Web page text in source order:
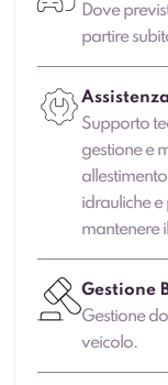
Dove
partire
Supporto
gestione e
idrauliche e
mantenere
Gestione
Gestione
veicolo.